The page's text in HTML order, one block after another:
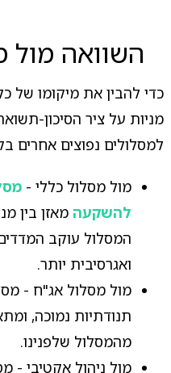
השוואה מול
כדי להבין את מיקומו של
מניות על ציר הסיכון-
למסלולים נפוצים אחרים
מול מסלול כללי -
להשקעהמאזן בין
המסלול עוקב
ואגרסיבית יותר.
מול מסלול אג"ח -
תנודתיות נמוכה,
מהמסלול שלפנינו.
מול ניהול אקטיבי -